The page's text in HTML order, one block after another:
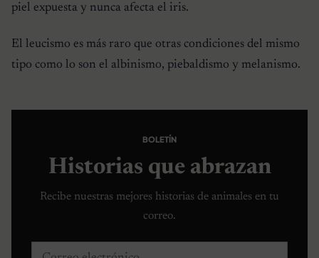
piel expuesta y nunca afecta el iris.
El leucismo es más raro que otras condiciones del mismo
tipo como lo son el albinismo, piebaldismo y melanismo.
BOLETÍN
Historias que abrazan
Recibe nuestras mejores historias de animales en tu
correo.
Correo electrónico